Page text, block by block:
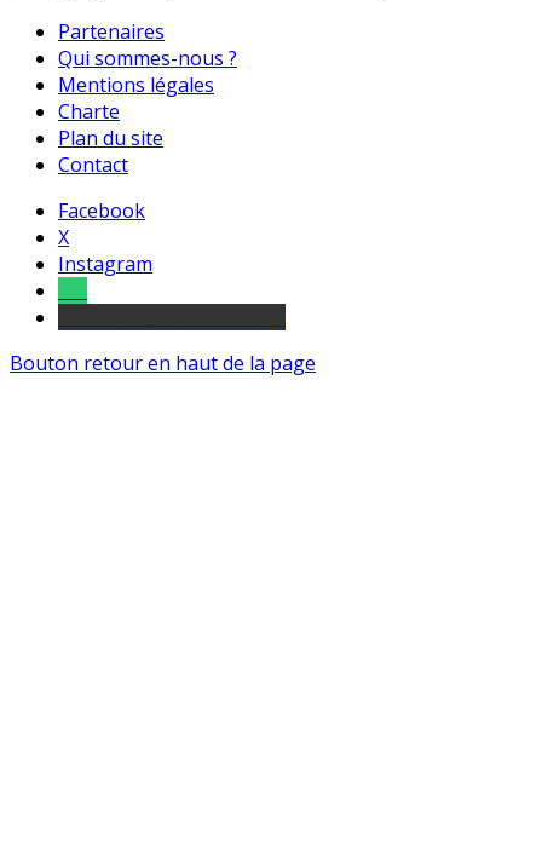
Partenaires
Qui sommes-nous ?
Mentions légales
Charte
Plan du site
Contact
Facebook
X
Instagram
Bouton retour en haut de la page